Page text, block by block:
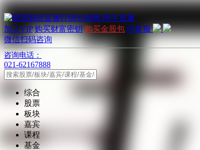
加入VIP 购买财富密钥 购买金股包 问客服
微信扫码咨询
咨询电话：
021-62167888
综合
股票
板块
嘉宾
课程
基金